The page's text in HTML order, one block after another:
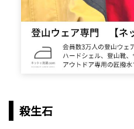
殺生石